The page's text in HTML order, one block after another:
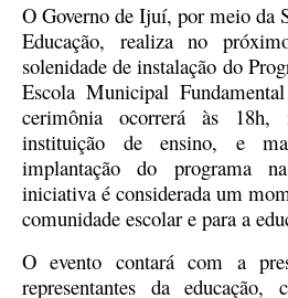
O Governo de Ijuí, por meio da
Educação, realiza no
solenidade de instalação do
Escola Municipal
cerimônia ocorrerá às 18h,
instituição de ensino, e
implantação do programa
iniciativa é considerada um
comunidade escolar e para a
O evento contará com a
representantes da educação,